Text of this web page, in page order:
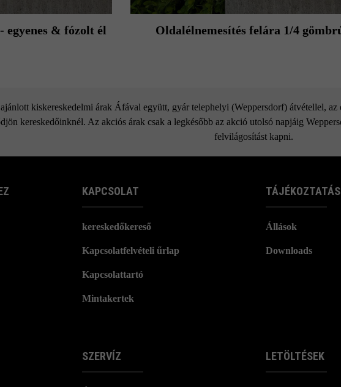
egyenes & fózolt él Oldalélnemesítés felára 1/4
kiskereskedelmi árak Áfával együtt, gyár telephelyi (Weppersdorf) átvétellel,
kereskedőinknél. Az akciós árak csak a legkésőbb az akció utolsó napjáig
felvilágosítást kapni.
KAPCSOLAT
kereskedőkereső
Kapcsolatfelvételi űrlap
Kapcsolattartó
Mintakertek
SZERVÍZ
TÁJÉKOZTATÁS
Állások
Downloads
LETÖLTÉSEK